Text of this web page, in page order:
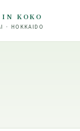
IN KOKO
· HOKKAIDO